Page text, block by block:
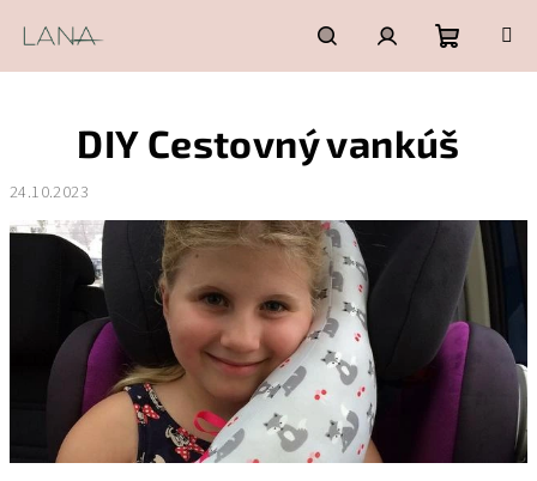
HľadaťPrihlásenie
košík
DIY Cestovný vankúš
24.10.2023